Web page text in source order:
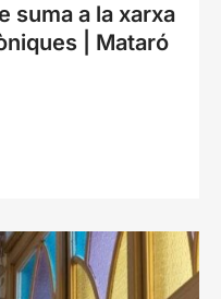
suma a la xarxa
| Mataró